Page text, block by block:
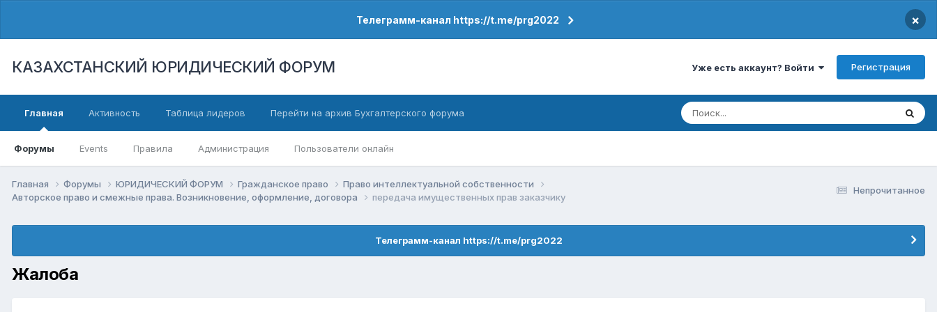
Телеграмм-канал https://t.me/prg2022 ×
КАЗАХСТАНСКИЙ ЮРИДИЧЕСКИЙ ФОРУМ Уже есть аккаунт? Войти Регистрация
Главная
Форумы Events Правила Администрация Пользователи онлайн
Активность Таблица лидеров Перейти на архив Бухгалтерского форума
Непрочитанное
Главная Форумы ЮРИДИЧЕСКИЙ ФОРУМ Гражданское право
Право интеллектуальной собственности
Авторское право и смежные права. Возникновение, оформление, договора
передача имущественных прав заказчику
Телеграмм-канал https://t.me/prg2022
Жалоба